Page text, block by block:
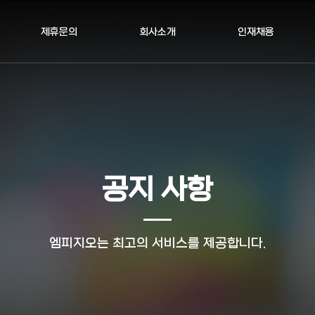
제휴문의 회사소개 인재채용
공지 사항
엠피지오는 최고의 서비스를 제공합니다.